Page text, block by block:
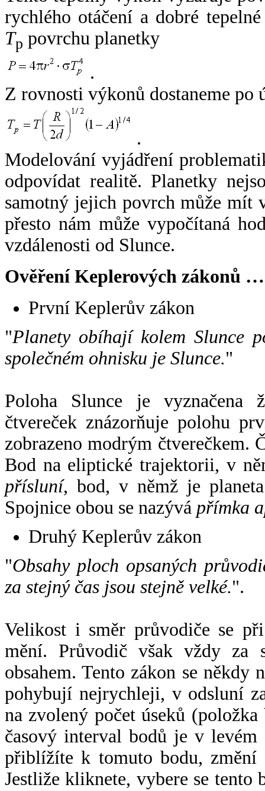
rychlého otáčení a dobré
Tp povrchu planetky
.
Z rovnosti výkonů dostaneme po
.
Modelování vyjádření
odpovídat realitě. Planetky
samotný jejich povrch může mít
přesto nám může vypočítaná
vzdálenosti od Slunce.
Ověření Keplerových zákonů …
První Keplerův zákon
"Planety obíhají kolem Slunce
společném ohnisku je Slunce."
Poloha Slunce je vyznačena
čtvereček znázorňuje polohu
zobrazeno modrým čtverečkem.
Bod na eliptické trajektorii, v
přísluní, bod, v němž je
Spojnice obou se nazývá přímka
Druhý Keplerův zákon
"Obsahy ploch opsaných
za stejný čas jsou stejně velké.".
Velikost i směr průvodiče se
mění. Průvodič však vždy za
obsahem. Tento zákon se někdy
pohybují nejrychleji, v odsluní
na zvolený počet úseků
časový interval bodů je v
přiblížíte k tomuto bodu,
Jestliže kliknete, vybere se tento